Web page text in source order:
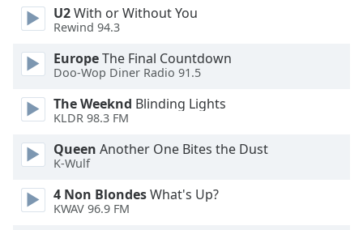
Area
Background
Color
Opacity
Font
Size
U2With or Without You
Rewind 94.3
EuropeThe Final Countdown
Doo-Wop Diner Radio 91.5
The Weeknd Blinding Lights
KLDR 98.3 FM
Queen Another One Bites the Dust
K-Wulf
4 Non BlondesWhat's Up?
KWAV 96.9 FM